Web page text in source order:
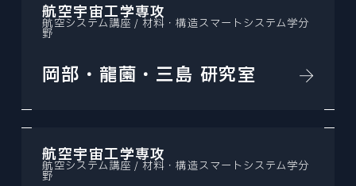
航空宇宙工学専攻
航空システム講座 / 材料・構造スマートシステム学分
野
岡部・龍薗・三島 研究室
航空宇宙工学専攻
航空システム講座 / 材料・構造スマートシステム学分
野